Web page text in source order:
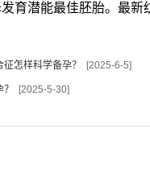
育潜能最佳胚胎。最
怎样科学备孕？ [2025-6-5]
[2025-5-30]